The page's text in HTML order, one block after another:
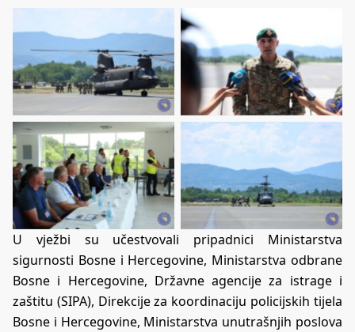
U vježbi su učestvovali pripadnici Ministarstva
sigurnosti Bosne i Hercegovine, Ministarstva odbrane
Bosne i Hercegovine, Državne agencije za istrage i
zaštitu (SIPA), Direkcije za koordinaciju policijskih tijela
Bosne i Hercegovine, Ministarstva unutrašnjih poslova